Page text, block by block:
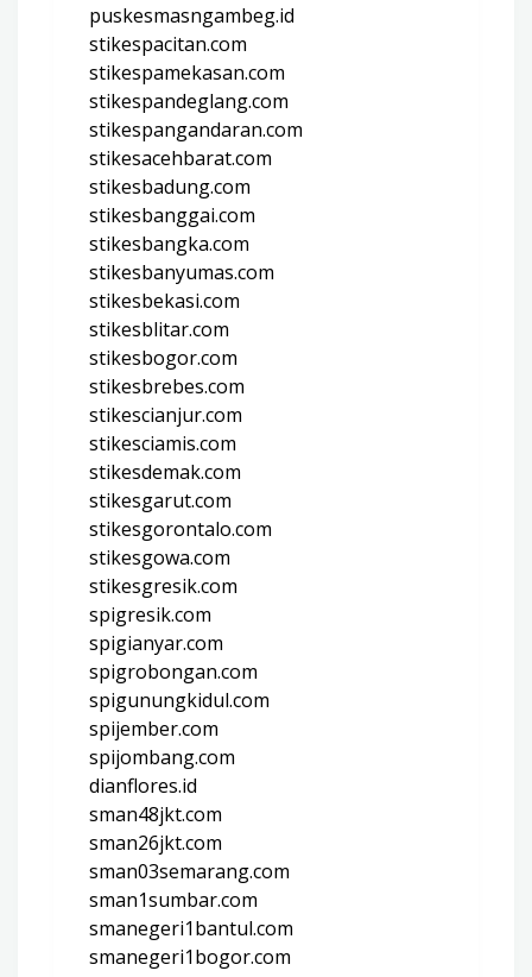
puskesmasngambeg.id
stikespacitan.com
stikespamekasan.com
stikespandeglang.com
stikespangandaran.com
stikesacehbarat.com
stikesbadung.com
stikesbanggai.com
stikesbangka.com
stikesbanyumas.com
stikesbekasi.com
stikesblitar.com
stikesbogor.com
stikesbrebes.com
stikescianjur.com
stikesciamis.com
stikesdemak.com
stikesgarut.com
stikesgorontalo.com
stikesgowa.com
stikesgresik.com
spigresik.com
spigianyar.com
spigrobongan.com
spigunungkidul.com
spijember.com
spijombang.com
dianflores.id
sman48jkt.com
sman26jkt.com
sman03semarang.com
sman1sumbar.com
smanegeri1bantul.com
smanegeri1bogor.com